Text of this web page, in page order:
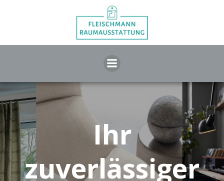
Zum
Inhalt
springen
Ihr
zuverlässiger